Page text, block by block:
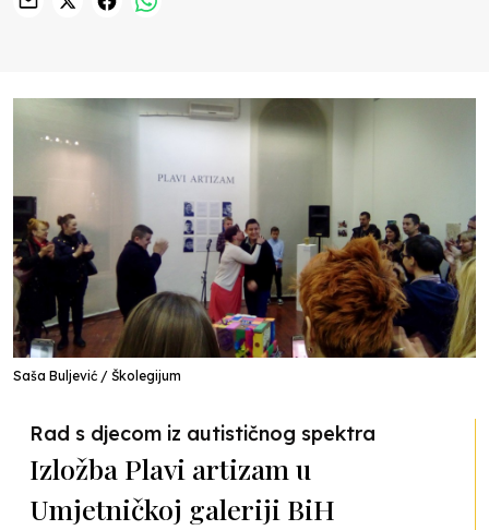
Saša Buljević / Školegijum
Rad s djecom iz autističnog spektra
Izložba Plavi artizam u
Umjetničkoj galeriji BiH